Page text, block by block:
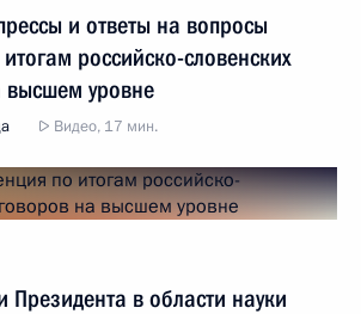
и ответы на вопросы
российско-словенских
высшем уровне
Видео, 17 мин.
Президента в области науки